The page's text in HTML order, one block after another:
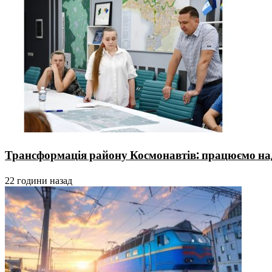
Трансформація району Космонавтів: працюємо
22 години назад